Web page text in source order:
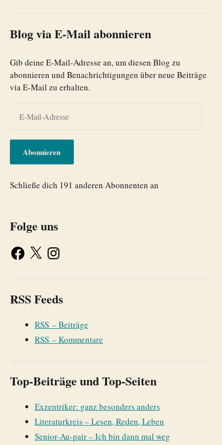
Blog via E-Mail abonnieren
Gib deine E-Mail-Adresse an, um diesen Blog zu
abonnieren und Benachrichtigungen über neue Beiträge
via E-Mail zu erhalten.
Abonnieren
Schließe dich 191 anderen Abonnenten an
Folge uns
RSS Feeds
RSS – Beiträge
RSS – Kommentare
Top-Beiträge und Top-Seiten
Exzentriker: ganz besonders anders
Literaturkreis – Lesen, Reden, Leben
Senior-Au-pair – Ich bin dann mal weg